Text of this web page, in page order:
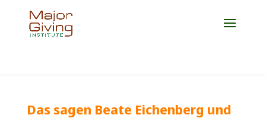
Jetzt Platz für die Weiterbildung 2027 sichern!
Das sagen Beate Eichenberg und